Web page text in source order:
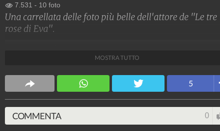
7.531 - 10 foto
Una carrellata delle foto più belle dell'attore de "Le tre
rose di Eva".
9.454 video-76.076 foto
MOSTRA TUTTO
5
COMMENTA 0